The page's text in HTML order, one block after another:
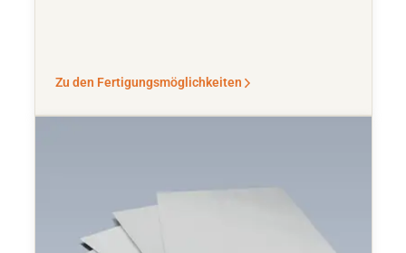
Zu den Fertigungsmöglichkeiten